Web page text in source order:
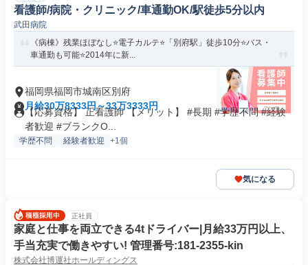
看護師/病院・クリニック/車通勤OK/駅徒歩5分以内
武田病院
《病棟》残業ほぼなし⭐電子カルテ⭐「別府駅」徒歩10分⭐バス・
車通勤も可能⭐2014年に新...
福岡県福岡市城南区別府
月給30万8333円～33万3333円
【応募資格】 正看護師 【メリット】 #長期 #学歴不問 #経験
者歓迎 #ブランクO...
学歴不問 経験者歓迎 +1個
気になる
正社員
家庭と仕事を両立できる4tドライバー|月給33万円以上、
手当充実で働きやすい! 管理番号:181-2355-kin
株式会社博運社ホールディングス